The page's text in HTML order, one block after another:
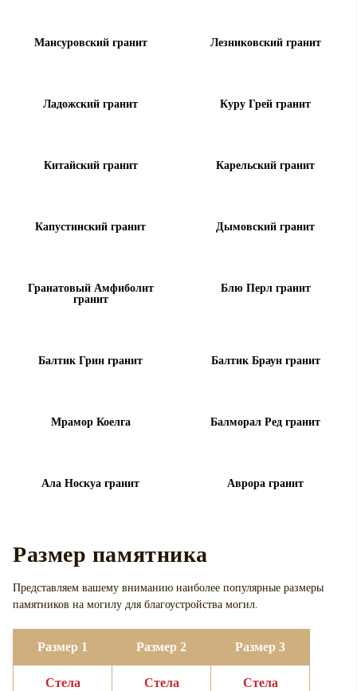
Мансуровский гранит Лезниковский гранит
Ладожский гранит Куру Грей гранит
Китайский гранит Карельский гранит
Капустинский гранит Дымовский гранит
Гранатовый Амфиболит
гранит
Блю Перл гранит
Балтик Грин гранит Балтик Браун гранит
Мрамор Коелга Балморал Ред гранит
Ала Носкуа гранит Аврора гранит
Размер памятника
Представляем вашему вниманию наиболее популярные размеры
памятников на могилу для благоустройства могил.
Размер 1 Размер 2 Размер 3
Cтела
Cтела
Cтела